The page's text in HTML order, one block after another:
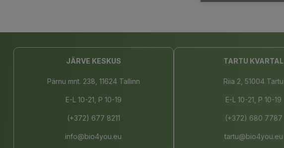
JÄRVE KESKUS
Pärnu mnt. 238, 11624 Tallinn
E-L 10-21, P 10-19
(+372) 677 8211
info@bio4you.eu
TARTU KVARTAL
Riia 2, 51004 Tartu
E-L 10-21, P 10-19
(+372) 680 7787
tartu@bio4you.eu